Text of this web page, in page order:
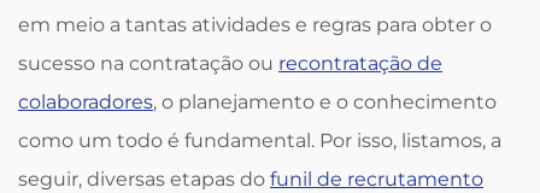
em meio a tantas atividades e regras para obter o
sucesso na contratação ou recontratação de
colaboradores, o planejamento e o conhecimento
como um todo é fundamental. Por isso, listamos, a
seguir, diversas etapas do funil de recrutamento